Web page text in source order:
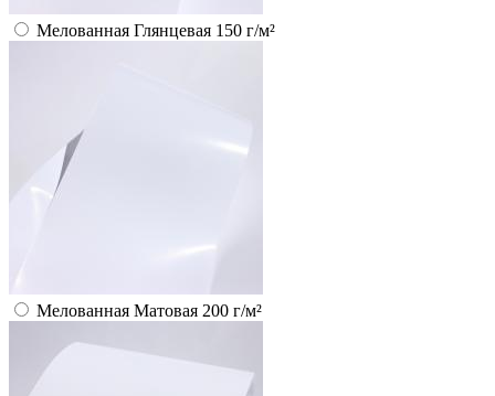
Мелованная Глянцевая 150 г/м²
Мелованная Матовая 200 г/м²